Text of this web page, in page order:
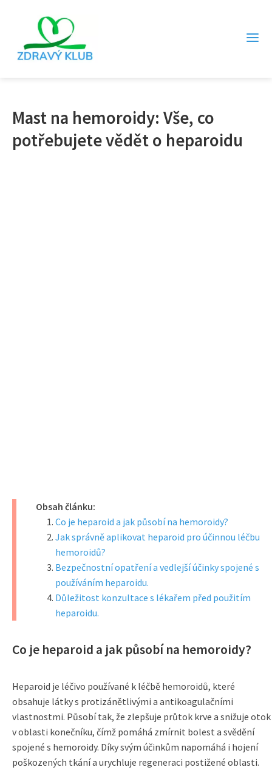
Mast na hemoroidy: Vše, co
potřebujete vědět o heparoidu
Obsah článku:
Co je heparoid a jak působí na hemoroidy?
Jak správně aplikovat heparoid pro účinnou léčbu
hemoroidů?
Bezpečnostní opatření a vedlejší účinky spojené s
používáním heparoidu.
Důležitost konzultace s lékařem před použitím
heparoidu.
Co je heparoid a jak působí na hemoroidy?
Heparoid je léčivo používané k léčbě hemoroidů, které
obsahuje látky s protizánětlivými a antikoagulačními
vlastnostmi. Působí tak, že zlepšuje průtok krve a snižuje otok
v oblasti konečníku, čímž pomáhá zmírnit bolest a svědění
spojené s hemoroidy. Díky svým účinkům napomáhá i hojení
poškozených tkání a urychluje regeneraci postižené oblasti.